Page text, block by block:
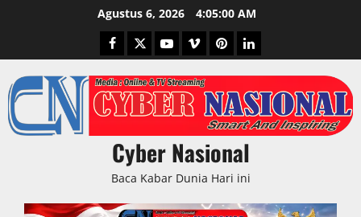
Agustus 6, 2026 4:05:01 AM
Facebook
TwitterYoutubeVimeoPinterestLinkedIn
Cyber Nasional
Baca Kabar Dunia Hari ini